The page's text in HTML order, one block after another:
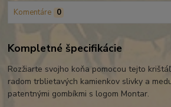
Komentáre 0
Kompletné špecifikácie
Rozžiarte svojho koňa pomocou tejto
radom trblietavých kamienkov slivky a
patentnými gombíkmi s logom Montar.